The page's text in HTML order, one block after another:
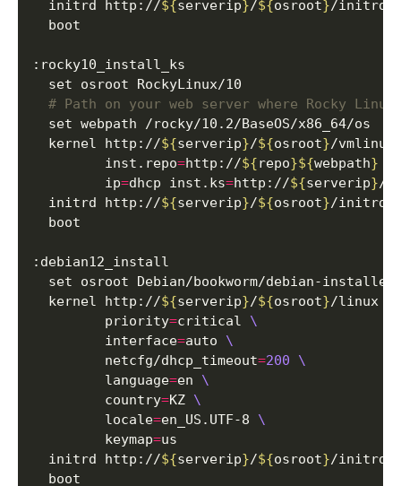
  initrd http://
${serverip}/${osroot}
# Path on your web server where Rocky
  kernel http://
${serverip}/${osroot}/
         inst.repo
=http://${repo}${webpath}
         ip
=dhcp inst.ks=http://${serverip}/
  initrd http://
${serverip}/${osroot}
  kernel http://
${serverip}/${osroot}/linux
         priority
=critical
         interface
=auto
         netcfg/dhcp_timeout
=200
         language
=en
         country
=KZ
         locale
=en_US.UTF-8
         keymap
=
  initrd http://
${serverip}/${osroot}